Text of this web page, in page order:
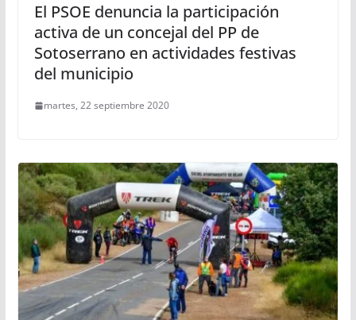
El PSOE denuncia la participación
activa de un concejal del PP de
Sotoserrano en actividades festivas
del municipio
martes, 22 septiembre 2020